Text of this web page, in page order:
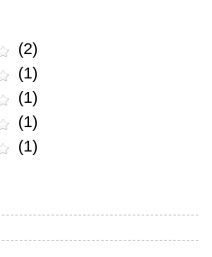
(2)
(1)
(1)
(1)
(1)